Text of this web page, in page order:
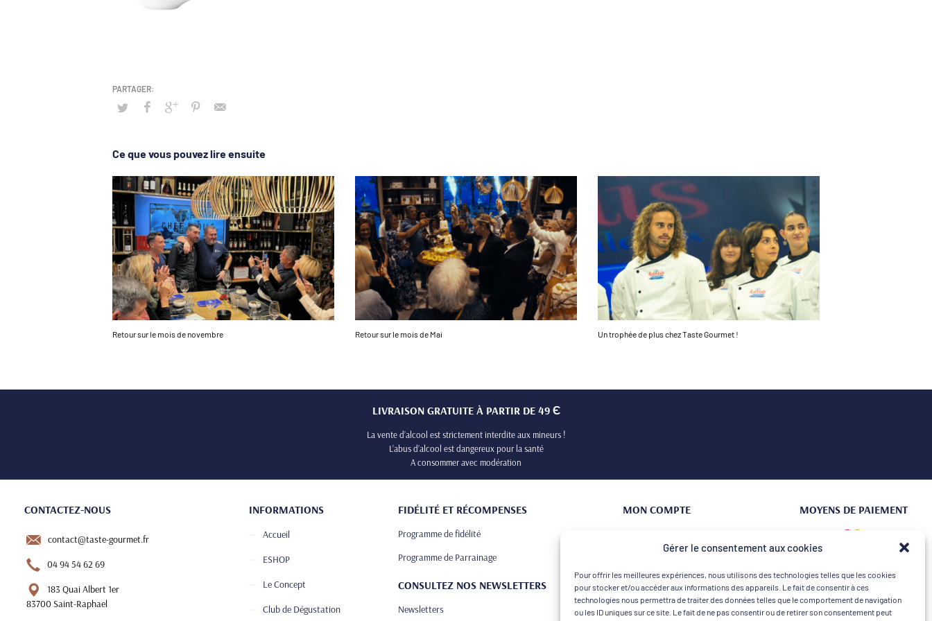
Gérer le consentement aux cookies
Pour offrir les meilleures expériences, nous utilisons des technologies telles que les cookies
pour stocker et/ou accéder aux informations des appareils. Le fait de consentir à ces
technologies nous permettra de traiter des données telles que le comportement de navigation
ou les ID uniques sur ce site. Le fait de ne pas consentir ou de retirer son consentement peut
Ce que vous pouvez lire ensuite
Retour sur le mois de novembre Retour sur le mois de Mai Un trophée de plus chez Taste Gourmet !
LIVRAISON GRATUITE À PARTIR DE 49 Є
La vente d’alcool est strictement interdite aux mineurs !
L’abus d’alcool est dangereux pour la santé
A consommer avec modération
CONTACTEZ-NOUS
contact@taste-gourmet.fr
04 94 54 62 69
183 Quai Albert 1er
83700 Saint-Raphael
INFORMATIONS
Accueil
ESHOP
Le Concept
Club de Dégustation
FIDÉLITÉ ET RÉCOMPENSES
Programme de fidélité
Programme de Parrainage
CONSULTEZ NOS NEWSLETTERS
Newsletters
MON COMPTE
Mon Panier
MOYENS DE PAIEMENT